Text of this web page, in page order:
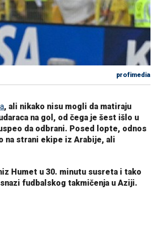
profimedia
, ali nikako nisu mogli da matiraju
na gol, od čega je šest išlo u
da odbrani. Posed lopte, odnos
na strani ekipe iz Arabije, ali
Humet u 30. minutu susreta i tako
fudbalskog takmičenja u Aziji.